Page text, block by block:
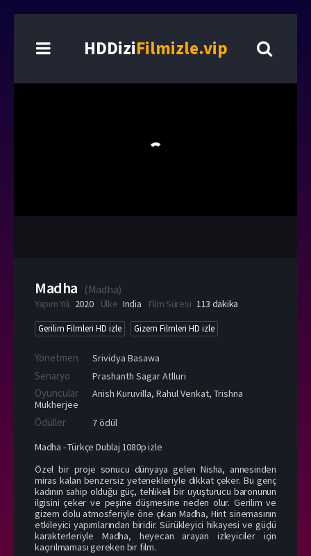
HDDiziFilmizle.vip
Madha (Madha)
Yapım Yılı 2020 Ülke India Film Süresi 113 dakika
Gerilim Filmleri HD izle Gizem Filmleri HD izle
Yönetmen Srividya Basawa
Senaryo Prashanth Sagar Atlluri
Oyuncular Anish Kuruvilla, Rahul Venkat, Trishna
Mukherjee
Ödüller
7 ödül
Madha - Türkçe Dublaj 1080p izle
Özel bir proje sonucu dünyaya gelen Nisha, annesinden
miras kalan benzersiz yetenekleriyle dikkat çeker. Bu genç
kadının sahip olduğu güç, tehlikeli bir uyuşturucu baronunun
ilgisini çeker ve peşine düşmesine neden olur. Gerilim ve
gizem dolu atmosferiyle öne çıkan Madha, Hint sinemasının
etkileyici yapımlarından biridir. Sürükleyici hikayesi ve güçlü
karakterleriyle Madha, heyecan arayan izleyiciler için
kaçırılmaması gereken bir film.